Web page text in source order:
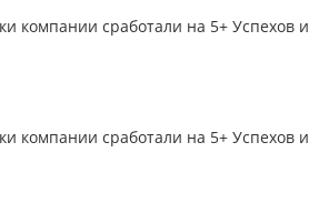
компании сработали на 5+ Успехов и
компании сработали на 5+ Успехов и